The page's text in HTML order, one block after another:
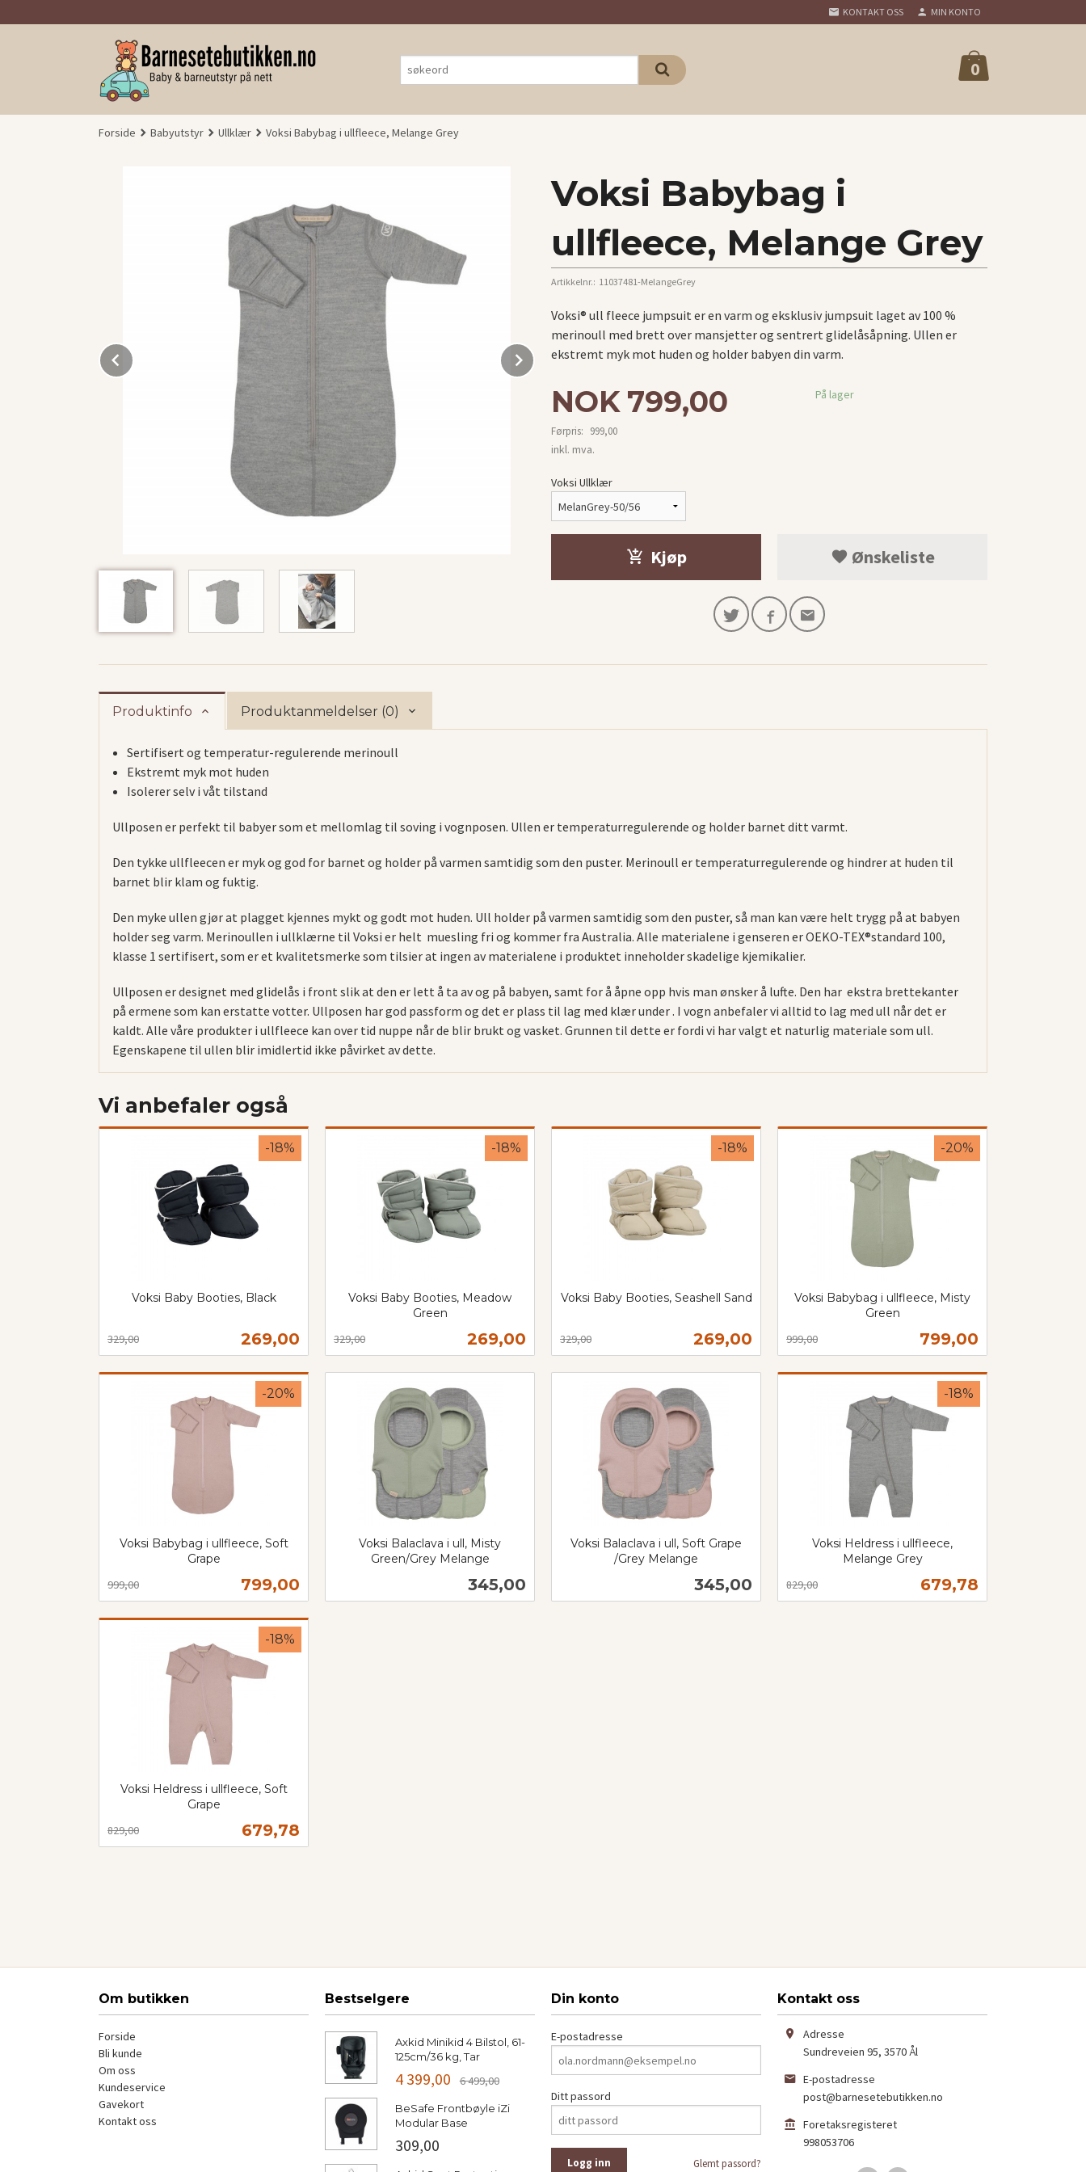
til
KONTAKT OSS MIN KONTO
0
Forside Babyutstyr Ullklær Voksi Babybag i ullfleece, Melange Grey
Next
Voksi Babybag i
ullfleece, Melange Grey
Artikkelnr.: 11037481-MelangeGrey
Voksi® ull fleece jumpsuit er en varm og eksklusiv jumpsuit laget av 100 %
merinoull med brett over mansjetter og sentrert glidelåsåpning. Ullen er
ekstremt myk mot huden og holder babyen din varm.
Tilbud
NOK 799,00
Førpris: 999,00
Rabatt
inkl. mva.
På lager
Voksi Ullklær
Kjøp Ønskeliste
Produktinfo Produktanmeldelser (0)
Sertifisert og temperatur-regulerende merinoull
Ekstremt myk mot huden
Isolerer selv i våt tilstand
Ullposen er perfekt til babyer som et mellomlag til soving i vognposen. Ullen er temperaturregulerende og holder barnet ditt varmt.
Den tykke ullfleecen er myk og god for barnet og holder på varmen samtidig som den puster. Merinoull er temperaturregulerende og hindrer at huden til
barnet blir klam og fuktig.
Den myke ullen gjør at plagget kjennes mykt og godt mot huden. Ull holder på varmen samtidig som den puster, så man kan være helt trygg på at babyen
holder seg varm. Merinoullen i ullklærne til Voksi er helt muesling fri og kommer fra Australia. Alle materialene i genseren er OEKO-TEX®standard 100,
klasse 1 sertifisert, som er et kvalitetsmerke som tilsier at ingen av materialene i produktet inneholder skadelige kjemikalier.
Ullposen er designet med glidelås i front slik at den er lett å ta av og på babyen, samt for å åpne opp hvis man ønsker å lufte. Den har ekstra brettekanter
på ermene som kan erstatte votter. Ullposen har god passform og det er plass til lag med klær under . I vogn anbefaler vi alltid to lag med ull når det er
kaldt. Alle våre produkter i ullfleece kan over tid nuppe når de blir brukt og vasket. Grunnen til dette er fordi vi har valgt et naturlig materiale som ull.
Egenskapene til ullen blir imidlertid ikke påvirket av dette.
Vi anbefaler også
Voksi Baby Booties, Black
Tilbud
269,00
329,00
-18%
Voksi Baby Booties, Meadow
Green
Tilbud
269,00
329,00
-18%
mva.
Les mer
Voksi Baby Booties, Seashell Sand
Tilbud
269,00
329,00
-18%
Les mer
Voksi Babybag i ullfleece, Misty
Green
Tilbud
799,00
999,00
-20%
mva.
Voksi Babybag i ullfleece, Soft
Grape
Tilbud
799,00
999,00
-20%
mva.
Voksi Balaclava i ull, Misty
Green/Grey Melange
Pris
345,00
Voksi Balaclava i ull, Soft Grape
/Grey Melange
Pris
345,00
Voksi Heldress i ullfleece,
Melange Grey
Tilbud
679,78
829,00
-18%
mva.
Voksi Heldress i ullfleece, Soft
Grape
Tilbud
679,78
829,00
-18%
mva.
Om butikken
Forside
Bli kunde
Om oss
Kundeservice
Gavekort
Kontakt oss
Bestselgere
Axkid Minikid 4 Bilstol, 61-
125cm/36 kg, Tar
4 399,00 6 499,00
BeSafe Frontbøyle iZi
Modular Base
309,00
Din konto
E-postadresse
Ditt passord
Glemt passord?
Kontakt oss
Adresse
Sundreveien 95, 3570Ål
E-postadresse
post@barnesetebutikken.no
Foretaksregisteret
998053706